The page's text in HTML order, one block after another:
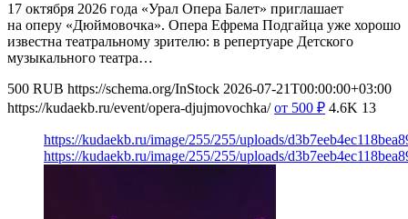
17 октября 2026 года «Урал Опера Балет» приглашает
на оперу «Дюймовочка». Опера Ефрема Подгайца уже хорошо
известна театральному зрителю: в репертуаре Детского
музыкального театра…
500 RUB https://schema.org/InStock 2026-07-21T00:00:00+03:00
https://kudaekb.ru/event/opera-djujmovochka/ от 500 ₽ 4.6K 13
https://kudaekb.ru/image/255/255/uploads/
https://kudaekb.ru/image/255/255/uploads/